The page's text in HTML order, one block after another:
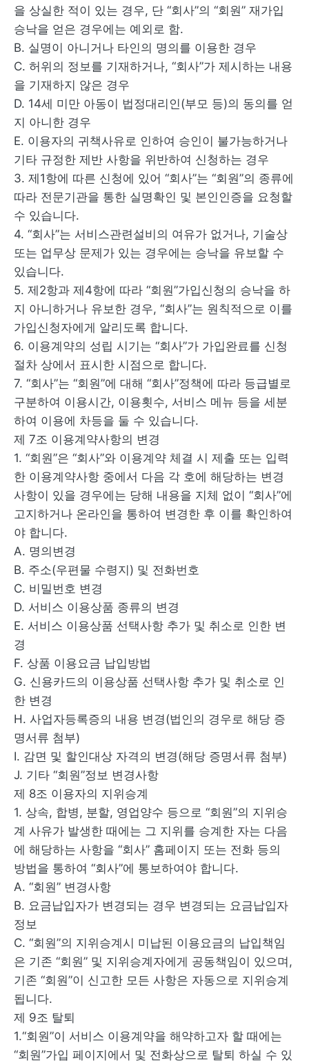
을 상실한 적이 있는 경우, 단 “회사”의 “회원” 재가입
승낙을 얻은 경우에는 예외로 함.
B. 실명이 아니거나 타인의 명의를 이용한 경우
C. 허위의 정보를 기재하거나, “회사”가 제시하는 내용
을 기재하지 않은 경우
D. 14세 미만 아동이 법정대리인(부모 등)의 동의를 얻
지 아니한 경우
E. 이용자의 귀책사유로 인하여 승인이 불가능하거나
기타 규정한 제반 사항을 위반하여 신청하는 경우
3. 제1항에 따른 신청에 있어 “회사”는 “회원”의 종류에
따라 전문기관을 통한 실명확인 및 본인인증을 요청할
수 있습니다.
4. “회사”는 서비스관련설비의 여유가 없거나, 기술상
또는 업무상 문제가 있는 경우에는 승낙을 유보할 수
있습니다.
5. 제2항과 제4항에 따라 “회원”가입신청의 승낙을 하
지 아니하거나 유보한 경우, “회사”는 원칙적으로 이를
가입신청자에게 알리도록 합니다.
6. 이용계약의 성립 시기는 “회사”가 가입완료를 신청
절차 상에서 표시한 시점으로 합니다.
7. “회사”는 “회원”에 대해 “회사”정책에 따라 등급별로
구분하여 이용시간, 이용횟수, 서비스 메뉴 등을 세분
하여 이용에 차등을 둘 수 있습니다.
제 7조 이용계약사항의 변경
1. “회원”은 “회사”와 이용계약 체결 시 제출 또는 입력
한 이용계약사항 중에서 다음 각 호에 해당하는 변경
사항이 있을 경우에는 당해 내용을 지체 없이 “회사”에
고지하거나 온라인을 통하여 변경한 후 이를 확인하여
야 합니다.
A. 명의변경
B. 주소(우편물 수령지) 및 전화번호
C. 비밀번호 변경
D. 서비스 이용상품 종류의 변경
E. 서비스 이용상품 선택사항 추가 및 취소로 인한 변
경
F. 상품 이용요금 납입방법
G. 신용카드의 이용상품 선택사항 추가 및 취소로 인
한 변경
H. 사업자등록증의 내용 변경(법인의 경우로 해당 증
명서류 첨부)
I. 감면 및 할인대상 자격의 변경(해당 증명서류 첨부)
J. 기타 “회원”정보 변경사항
제 8조 이용자의 지위승계
1. 상속, 합병, 분할, 영업양수 등으로 “회원”의 지위승
계 사유가 발생한 때에는 그 지위를 승계한 자는 다음
에 해당하는 사항을 “회사” 홈페이지 또는 전화 등의
방법을 통하여 “회사”에 통보하여야 합니다.
A. “회원” 변경사항
B. 요금납입자가 변경되는 경우 변경되는 요금납입자
정보
C. “회원”의 지위승계시 미납된 이용요금의 납입책임
은 기존 “회원” 및 지위승계자에게 공동책임이 있으며,
기존 “회원”이 신고한 모든 사항은 자동으로 지위승계
됩니다.
제 9조 탈퇴
1.“회원”이 서비스 이용계약을 해약하고자 할 때에는
“회원”가입 페이지에서 및 전화상으로 탈퇴 하실 수 있